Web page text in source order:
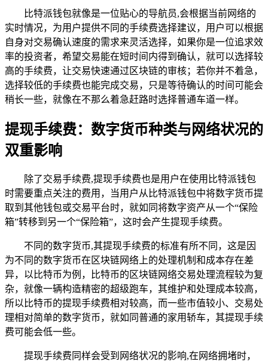
比特派钱包就像是一位贴心的导航员,会根据当前网络的
实时情况，为用户提供不同的手续费选择建议，用户可以根据
自身对交易确认速度的需求来灵活选择，如果你是一位追求效
率的投资者，希望交易能在短时间内得到确认，就可以选择较
高的手续费，让交易快速通过区块链的审核；若你并不着急，
选择较低的手续费也能完成交易，只是等待确认的时间可能会
稍长一些，就像在不那么着急赶路时选择普通车道一样。
提现手续费：数字货币种类与网络状况的
双重影响
除了交易手续费,提现手续费也是用户在使用比特派钱包
时需要重点关注的费用，当用户从比特派钱包中将数字货币提
取到其他钱包或交易平台时，就如同将数字资产从一个“保险
箱”转移到另一个“保险箱”，这时会产生提现手续费。
不同的数字货币,其提现手续费的标准有所不同，这是因
为不同的数字货币在区块链网络上的处理机制和成本存在差
异，以比特币为例，比特币的区块链网络交易处理流程较为复
杂，就像一辆构造精密的超级跑车，其维护和处理成本较高，
所以比特币的提现手续费相对较高，而一些市值较小、交易处
理相对简单的数字货币，就如同普通的家用轿车，其提现手续
费可能会低一些。
提现手续费同样会受到网络状况的影响,在网络拥堵时，